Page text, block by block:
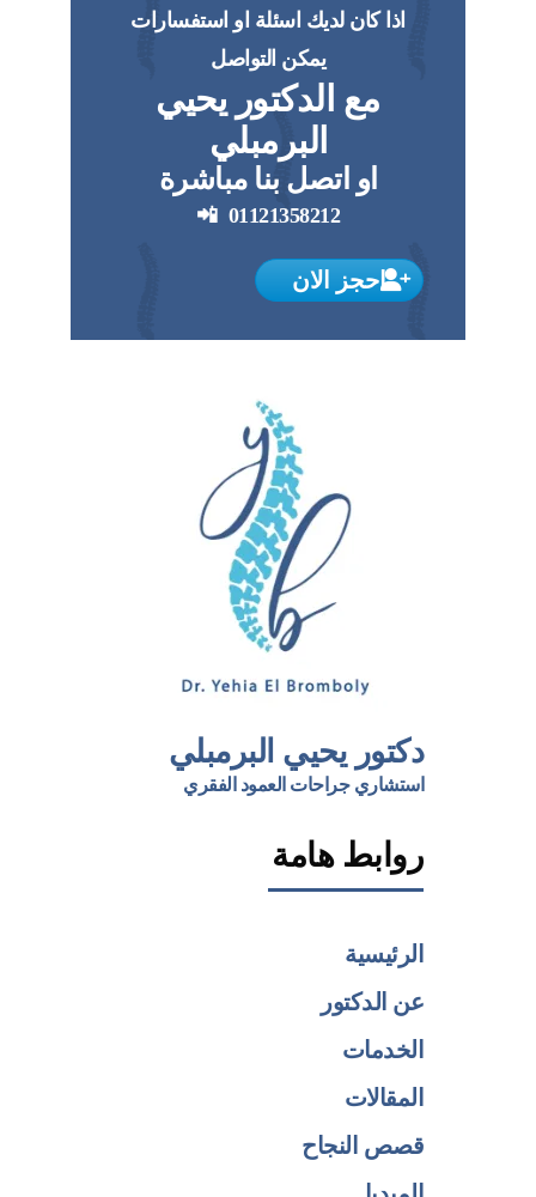
اذا كان لديك اسئلة او استفسارات
يمكن التواصل
مع الدكتور يحيي
البرمبلي
او اتصل بنا مباشرة
01121358212
📲
احجز الان
دكتور يحيي البرمبلي
استشاري جراحات العمود الفقري
روابط هامة
الرئيسية
عن الدكتور
الخدمات
المقالات
قصص النجاح